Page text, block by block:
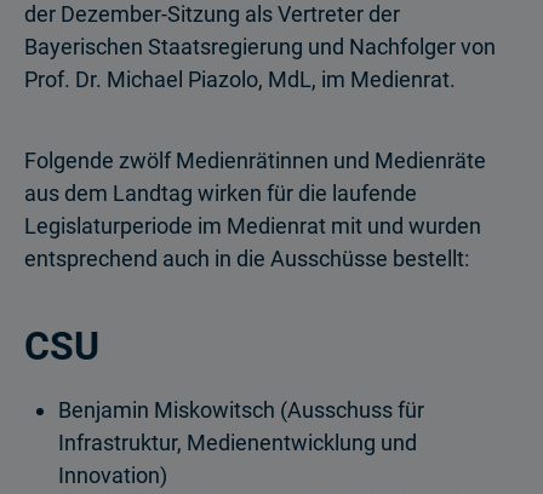
der Dezember-Sitzung als Vertreter der
Bayerischen Staatsregierung und Nachfolger von
Prof. Dr. Michael Piazolo, MdL, im Medienrat.
Folgende zwölf Medienrätinnen und Medienräte
aus dem Landtag wirken für die laufende
Legislaturperiode im Medienrat mit und wurden
entsprechend auch in die Ausschüsse bestellt:
CSU
Benjamin Miskowitsch (Ausschuss für
Infrastruktur, Medienentwicklung und
Innovation)